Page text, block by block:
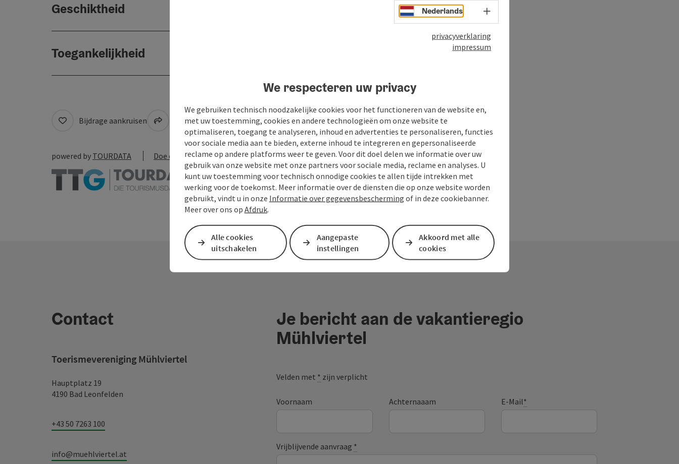
Geschiktheid
Toegankelijkheid
Bijdrage aankruisen Naar favorieten PDF aanmaken Bijdrage printen In de buurt
powered by TOURDATA Doe een suggestie
Contact
Toerismevereniging Mühlviertel
Hauptplatz 19
4190 Bad Leonfelden
+43 50 7263 100
info@muehlviertel.at
Je bericht aan de vakantieregio
Mühlviertel
Velden met * zijn verplicht
Voornaam Achternaaam E-Mail*
Vrijblijvende aanvraag *
Nederlands Taalkeuze - menu openen
privacyverklaring
impressum
We respecteren uw privacy
We gebruiken technisch noodzakelijke cookies voor het functioneren van de website en,
met uw toestemming, cookies en andere technologieën om onze website te
optimaliseren, toegang te analyseren, inhoud en advertenties te personaliseren, functies
voor sociale media aan te bieden, externe inhoud te integreren en gepersonaliseerde
reclame op andere platforms weer te geven. Voor dit doel delen we informatie over uw
gebruik van onze website met onze partners voor sociale media, reclame en analyses. U
kunt uw toestemming voor technisch onnodige cookies te allen tijde intrekken met
werking voor de toekomst. Meer informatie over de diensten die op onze website worden
gebruikt, vindt u in onze Informatie over gegevensbescherming of in deze cookiebanner.
Meer over ons op Afdruk.
Alle cookies
uitschakelen
Aangepaste
instellingen
Akkoord met alle
cookies